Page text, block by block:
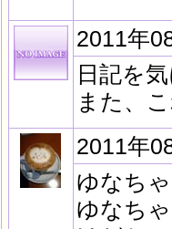
2011年
日記を
また、
2011年
ゆなち
ゆなち